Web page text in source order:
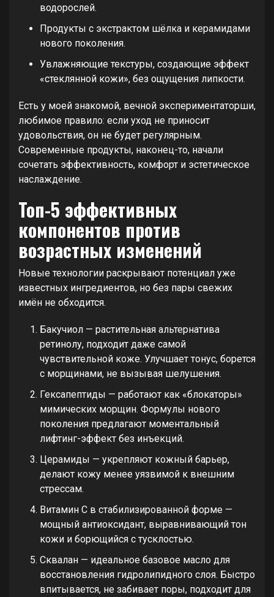
водорослей.
Продукты с экстрактом шёлка и керамидами
нового поколения.
Увлажняющие текстуры, создающие эффект
«стеклянной кожи», без ощущения липкости.
Есть у моей знакомой, вечной экспериментаторши,
любимое правило: если уход не приносит
удовольствия, он не будет регулярным.
Современные продукты, наконец-то, начали
сочетать эффективность, комфорт и эстетическое
наслаждение.
Топ-5 эффективных
компонентов против
возрастных изменений
Новые технологии раскрывают потенциал уже
известных ингредиентов, но без пары свежих
имён не обходится.
Бакучиол — растительная альтернатива
ретинолу, подходит даже самой
чувствительной коже. Улучшает тонус, борется
с морщинами, не вызывая шелушения.
Гексапептиды — работают как «блокаторы»
мимических морщин. Формулы нового
поколения предлагают моментальный
лифтинг-эффект без инъекций.
Церамиды — укрепляют кожный барьер,
делают кожу менее уязвимой к внешним
стрессам.
Витамин С в стабилизированной форме —
мощный антиоксидант, выравнивающий тон
кожи и борющийся с тусклостью.
Сквалан — идеальное базовое масло для
восстановления гидролипидного слоя. Быстро
впитывается, не забивает поры, подходит для